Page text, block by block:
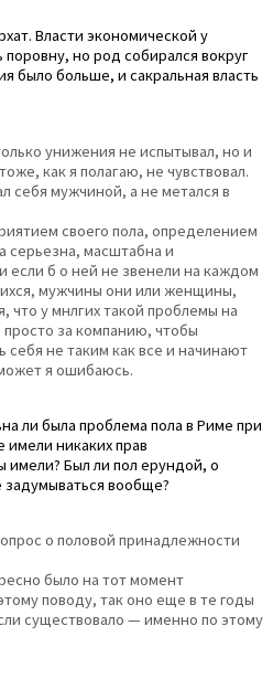
Власти экономической у
но род собирался вокруг
было больше, и сакральная власть
унижения не испытывал, но и
как я полагаю, не чувствовал.
себя мужчиной, а не метался в
своего пола, определением
серьезна, масштабна и
если б о ней не звенели на каждом
мужчины они или женщины,
у мнлгих такой проблемы на
за компанию, чтобы
себя не таким как все и начинают
я ошибаюсь.
ли была проблема пола в Риме при
никаких прав
Был ли пол ерундой, о
вообще?
о половой принадлежности
было на тот момент
поводу, так оно еще в те годы
существовало — именно по этому